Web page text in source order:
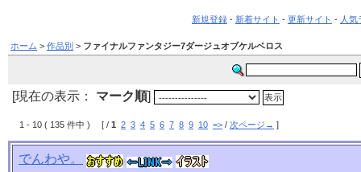
新規登録 - 新着サイト - 更新サイト - 人
ホーム > 作品別 > ファイナルファンタジー7ダージュオブケルベロス
[現在の表示： マーク順]
1 - 10 ( 135 件中 ) [ / 1 2 3 4 5 6 7 8 9 10 => / 次ページ→ ]
でんわや。